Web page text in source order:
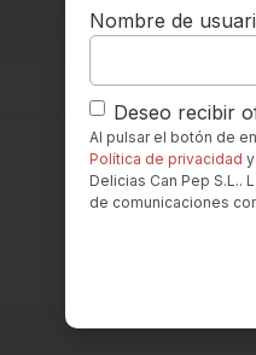
Nombre de
Deseo recibir
Al pulsar el botón de
Política de privacidad
Delicias Can Pep S.L..
de comunicaciones